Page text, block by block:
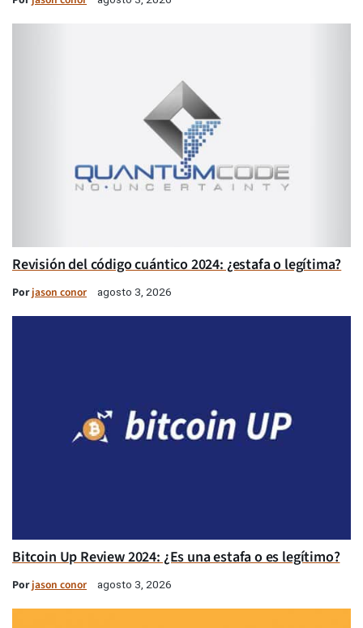
Revisión del código cuántico 2024: ¿estafa o legítima?
Porjason conor agosto 3, 2026
Bitcoin Up Review 2024: ¿Es una estafa o es legítimo?
Porjason conor agosto 3, 2026